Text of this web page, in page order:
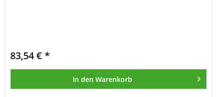
83,54 € *
In den Warenkorb